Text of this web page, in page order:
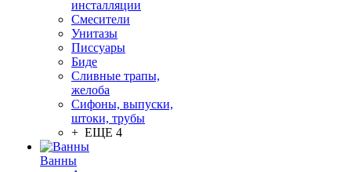
инсталляции
Смесители
Унитазы
Писсуары
Биде
Сливные трапы,
желоба
Сифоны, выпуски,
штоки, трубы
+ ЕЩЕ 4
Ванны